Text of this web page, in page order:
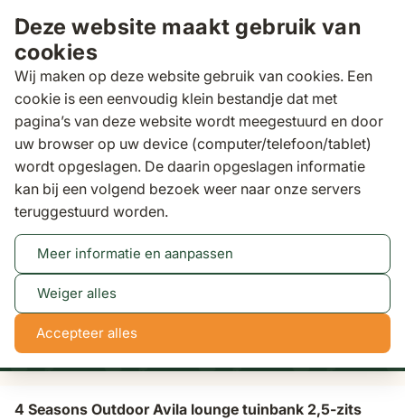
Deze website maakt gebruik van
cookies
Wij maken op deze website gebruik van cookies. Een
cookie is een eenvoudig klein bestandje dat met
pagina’s van deze website wordt meegestuurd en door
uw browser op uw device (computer/telefoon/tablet)
wordt opgeslagen. De daarin opgeslagen informatie
kan bij een volgend bezoek weer naar onze servers
teruggestuurd worden.
Meer informatie en aanpassen
Weiger alles
Accepteer alles
Zoeken
Klantscore9,5/10
Tuinbanken
4 Seasons Outdoor Avila lounge
tuinbank 2,5-zits met alu poten
Tot 50% korting
NaN
dagen
NaN NaN NaN
4 Seasons Outdoor Avila lounge tuinbank 2,5-zits